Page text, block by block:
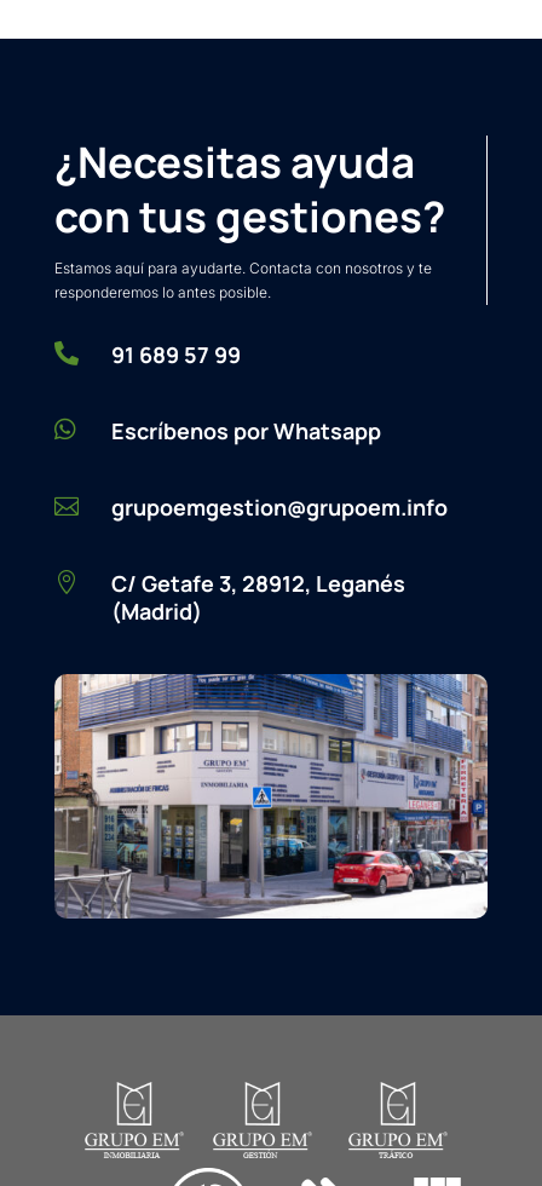
¿Necesitas ayuda
con tus gestiones?
Estamos aquí para ayudarte. Contacta con nosotros y te
responderemos lo antes posible.
 91 689 57 99
 Escríbenos por Whatsapp
 grupoemgestion@grupoem.info

C/ Getafe 3, 28912, Leganés
(Madrid)